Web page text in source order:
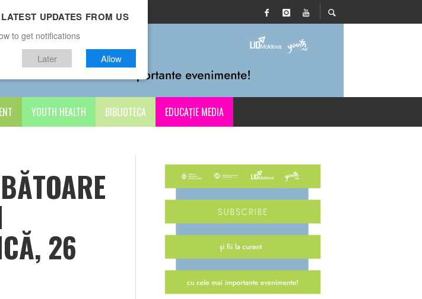
YOUTH HEALTH BIBLIOTECA EDUCAȚIE MEDIA
26
UPDATES FROM US
to get notifications
Later Allow